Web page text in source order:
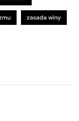
zasada winy